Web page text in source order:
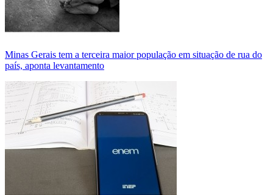
Minas Gerais tem a terceira maior população em situação de rua do
país, aponta levantamento